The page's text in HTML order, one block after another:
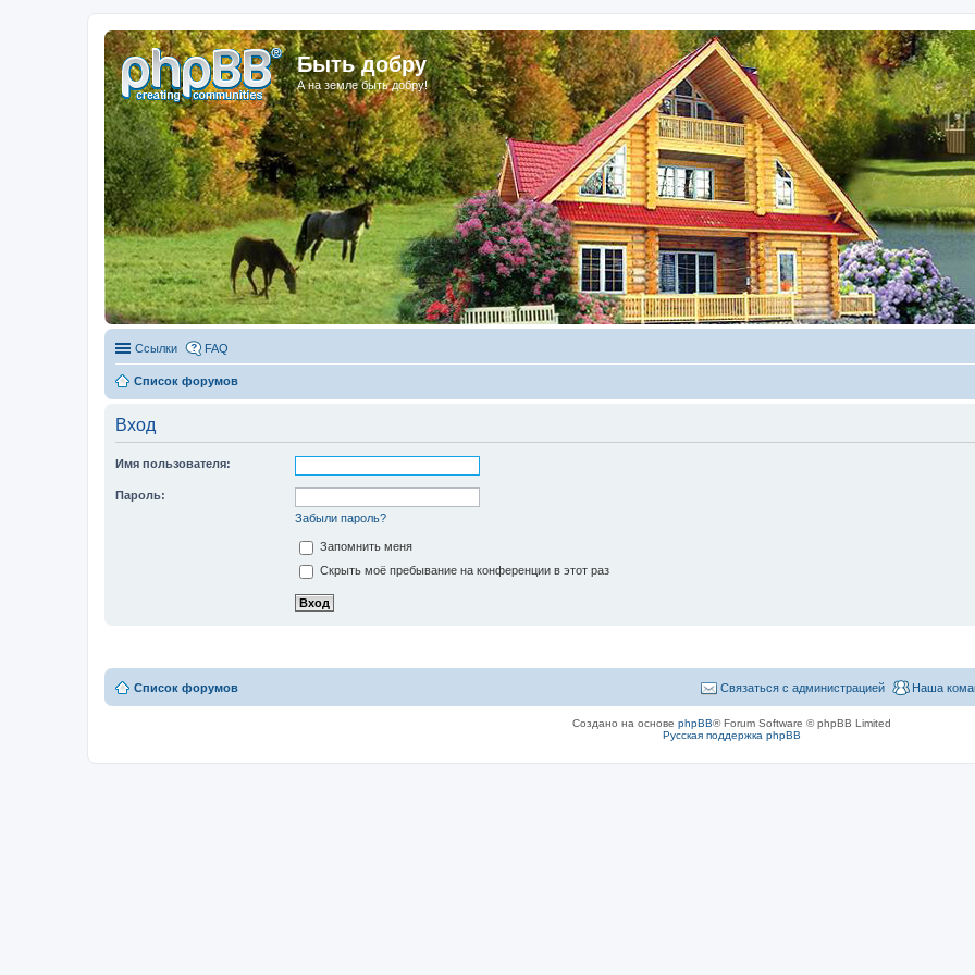
Быть добру
А на земле быть добру!
Ссылки FAQ
Список форумов
Вход
Имя пользователя:
Пароль:
Забыли пароль?
Запомнить меня
Скрыть моё пребывание на конференции в этот раз
Список форумов Наша
Связаться с администрацией
Создано на основе phpBB® Forum Software © phpBB Limited
Русская поддержка phpBB